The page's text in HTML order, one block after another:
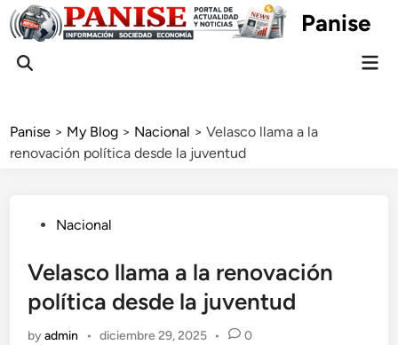
Skip
to
content
Panise
Open
Panise > My Blog > Nacional >Velasco llama a la
renovación política desde la juventud
PostedNacional
Velasco llama a la renovación
política desde la juventud
byadmin • diciembre 29, 2025 • 0